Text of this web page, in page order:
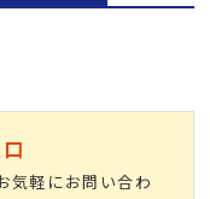
気軽にお問い合わ